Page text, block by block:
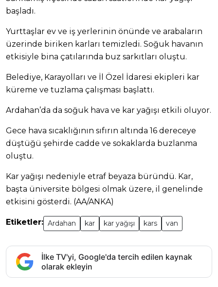
başladı.
Yurttaşlar ev ve iş yerlerinin önünde ve arabaların
üzerinde biriken karları temizledi. Soğuk havanın
etkisiyle bina çatılarında buz sarkıtları oluştu.
Belediye, Karayolları ve İl Özel İdaresi ekipleri kar
küreme ve tuzlama çalışması başlattı.
Ardahan’da da soğuk hava ve kar yağışı etkili oluyor.
Gece hava sıcaklığının sıfırın altında 16 dereceye
düştüğü şehirde cadde ve sokaklarda buzlanma
oluştu.
Kar yağışı nedeniyle etraf beyaza büründü. Kar,
başta üniversite bölgesi olmak üzere, il genelinde
etkisini gösterdi. (AA/ANKA)
Etiketler: Ardahan kar kar yağışı kars van
İlke TV'yi, Google'da tercih edilen kaynak
olarak ekleyin